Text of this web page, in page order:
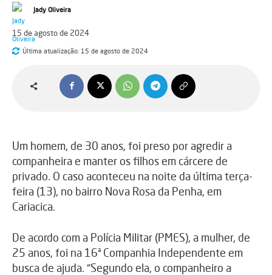
Jady Oliveira
15 de agosto de 2024
Última atualização: 15 de agosto de 2024
Um homem, de 30 anos, foi preso por agredir a
companheira e manter os filhos em cárcere de
privado. O caso aconteceu na noite da última terça-
feira (13), no bairro Nova Rosa da Penha, em
Cariacica.
De acordo com a Polícia Militar (PMES), a mulher, de
25 anos, foi na 16ª Companhia Independente em
busca de ajuda. “Segundo ela, o companheiro a